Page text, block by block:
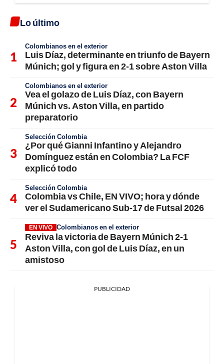
Lo último
Colombianos en el exterior
Luis Díaz, determinante en triunfo de Bayern
Múnich; gol y figura en 2-1 sobre Aston Villa
Colombianos en el exterior
Vea el golazo de Luis Díaz, con Bayern
Múnich vs. Aston Villa, en partido
preparatorio
Selección Colombia
¿Por qué Gianni Infantino y Alejandro
Domínguez están en Colombia? La FCF
explicó todo
Selección Colombia
Colombia vs Chile, EN VIVO; hora y dónde
ver el Sudamericano Sub-17 de Futsal 2026
EN VIVO Colombianos en el exterior
Reviva la victoria de Bayern Múnich 2-1
Aston Villa, con gol de Luis Díaz, en un
amistoso
PUBLICIDAD